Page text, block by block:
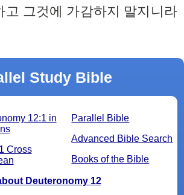
고 그것에 가감하지 말지니라
Study Bible
Parallel Bible
Advanced Bible Search
Books of the Bible
12:1 in
Cross
Deuteronomy 12